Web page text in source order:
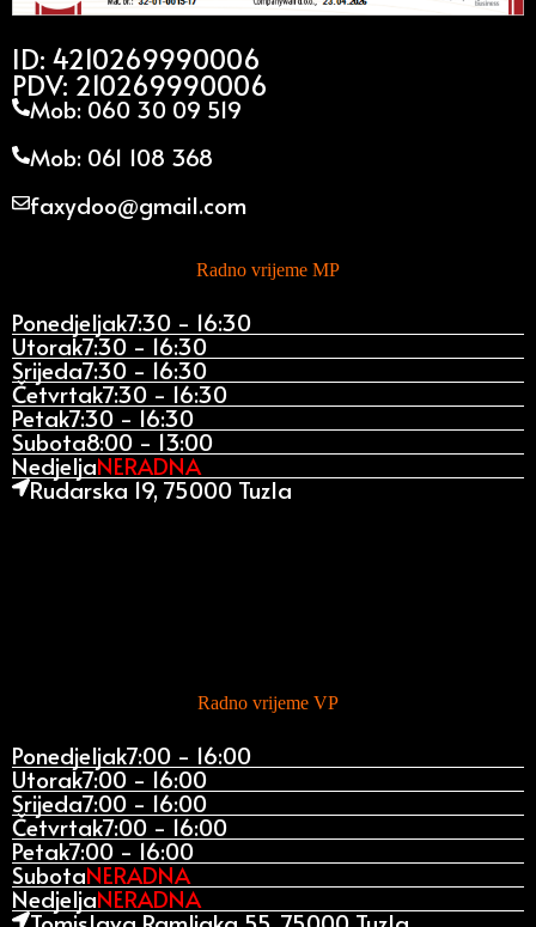
ID: 4210269990006
PDV: 210269990006
Mob: 060 30 09 519
Mob: 061 108 368
faxydoo@gmail.com
Radno vrijeme MP
Ponedjeljak7:30 - 16:30
Utorak7:30 - 16:30
Srijeda7:30 - 16:30
Četvrtak7:30 - 16:30
Petak7:30 - 16:30
Subota8:00 - 13:00
NedjeljaNERADNA
Rudarska 19, 75000 Tuzla
Radno vrijeme VP
Ponedjeljak7:00 - 16:00
Utorak7:00 - 16:00
Srijeda7:00 - 16:00
Četvrtak7:00 - 16:00
Petak7:00 - 16:00
SubotaNERADNA
NedjeljaNERADNA